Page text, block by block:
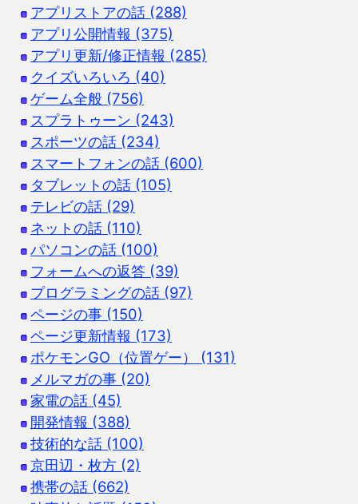
アプリストアの話 (288)
アプリ公開情報 (375)
アプリ更新/修正情報 (285)
クイズいろいろ (40)
ゲーム全般 (756)
スプラトゥーン (243)
スポーツの話 (234)
スマートフォンの話 (600)
タブレットの話 (105)
テレビの話 (29)
ネットの話 (110)
パソコンの話 (100)
フォームへの返答 (39)
プログラミングの話 (97)
ページの事 (150)
ページ更新情報 (173)
ポケモンGO（位置ゲー） (131)
メルマガの事 (20)
家電の話 (45)
開発情報 (388)
技術的な話 (100)
京田辺・枚方 (2)
携帯の話 (662)